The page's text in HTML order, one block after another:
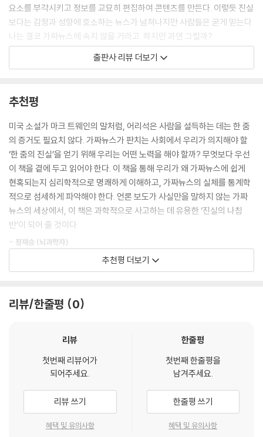
요소를 부각시키고 정보를 교묘히 편집하여 콘텐츠를 만든다. 이렇듯 진실
보다는 감정과 성향에 호소하는 뉴스가 넘쳐나지만 사람들은 굳게 믿는다.
나는 결코 가짜뉴스에 속지 않을 거라고. 하지만 과연 그럴까?
이 책 『가짜뉴스의 심리학』은 인간에게 가짜뉴스를 믿기 쉬운 특성이 있다
인식하고 고치기는 무척 어렵다는 뜻이다. 이러한 경험과학적 접근은 가짜
뉴스를 ‘어리석은 사람만 믿는 거짓말’로 치부하고 미디어 리터러시(미디
어 정보 해독력)와 팩트체크가 중요하다는 수준의 조언보다 훨씬 나아간
분석과 대응을 가능케 한다. 인간 인지의 어떤 측면이 가짜뉴스를 믿기 쉽
게 만드는지 명확히 파악하고, 이를 피하려면 어떤 합리적·비판적 사고가
필요한지를 찾아낼 수 있기 때문이다. 가짜뉴스에 속지 않고 싶은가? 그렇
다면 먼저 우리가 가짜뉴스에 속기 쉽다는 과학적 사실을 알아야 한다.
2. 심리학과 통계학이 코로나 음모론에 관해 말해주는 것들
보고서
이 책에서 저자 박준석 박사는 먼저 인지 및 사회심리학, 통계학 등 경험과
인지적 구두쇠, 동기화된 논증, 거짓 진실 효과, 생태적 합리성, 과적합 등
다는 통념과 달리 우리가 성향에 맞는 뉴스만 골라 보고, 불필요한 생각을
하지 않으려 하고, 내 편에 유리한 방향으로 해석하고, 자주 보면 무턱대고
믿는 경향이 크다고 이야기한다.
이어서 저자는 가짜뉴스가 만들어지고 전파된 실제 사례를 분석한다. 4·1
5 총선, 다큐멘터리 〈더 플랜〉, 코로나바이러스감염증-19, 독감백신 등 사
람들의 관심이 매우 큰 사안에 무수한 가짜뉴스가 걸러지지 않은 채 퍼졌
출판사 리뷰 더보기
추천평
미국 소설가 마크 트웨인의 말처럼, 어리석은 사람을 설득하는 데는 한 줌
의 증거도 필요치 않다. 가짜뉴스가 판치는 사회에서 우리가 의지해야 할
‘한 줌의 진실’을 얻기 위해 우리는 어떤 노력을 해야 할까? 무엇보다 우선
이 책을 곁에 두고 읽어야 한다. 이 책을 통해 우리가 왜 가짜뉴스에 쉽게
현혹되는지 심리학적으로 명쾌하게 이해하고, 가짜뉴스의 실체를 통계학
적으로 섬세하게 파악해야 한다. 언론 보도가 사실만을 말하지 않는 가짜
뉴스의 세상에서, 이 책은 과학적으로 사고하는 데 유용한 ‘진실의 나침
반’이 되어 줄 것이다.
- 정재승 (뇌과학자)
우리는 가짜뉴스 팬데믹 시대를 산다. 뭘 잘 모르는 사람들이나 속을 뿐 당
뉴스의 심리학』은 적절한 때 도착한 백신이다. 이 책은 우리 인간의 마음이
더 많은 시민이 이 책을 집어 들수록, 우리는 가짜뉴스 집단면역에 다가갈
- 천관율 (〈시사IN〉 기자)
추천평 더보기
리뷰/한줄평 0
리뷰
첫번째 리뷰어가
되어주세요.
리뷰 쓰기
혜택 및 유의사항
한줄평
첫번째 한줄평을
남겨주세요.
한줄평 쓰기
혜택 및 유의사항